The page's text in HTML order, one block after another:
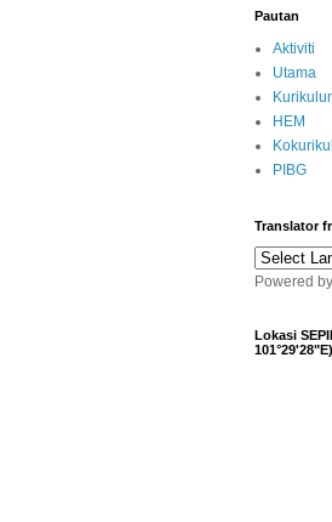
Pautan
Aktiviti
Utama
HEM
PIBG
Translator
Powered
Lokasi
101°29'28"E)